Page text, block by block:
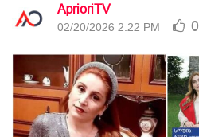
AprioriTV
02/20/2026 2:22 PM 0